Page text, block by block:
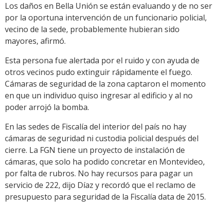
Los daños en Bella Unión se están evaluando y de no ser
por la oportuna intervención de un funcionario policial,
vecino de la sede, probablemente hubieran sido
mayores, afirmó.
Esta persona fue alertada por el ruido y con ayuda de
otros vecinos pudo extinguir rápidamente el fuego.
Cámaras de seguridad de la zona captaron el momento
en que un individuo quiso ingresar al edificio y al no
poder arrojó la bomba.
En las sedes de Fiscalía del interior del país no hay
cámaras de seguridad ni custodia policial después del
cierre. La FGN tiene un proyecto de instalación de
cámaras, que solo ha podido concretar en Montevideo,
por falta de rubros. No hay recursos para pagar un
servicio de 222, dijo Díaz y recordó que el reclamo de
presupuesto para seguridad de la Fiscalía data de 2015.